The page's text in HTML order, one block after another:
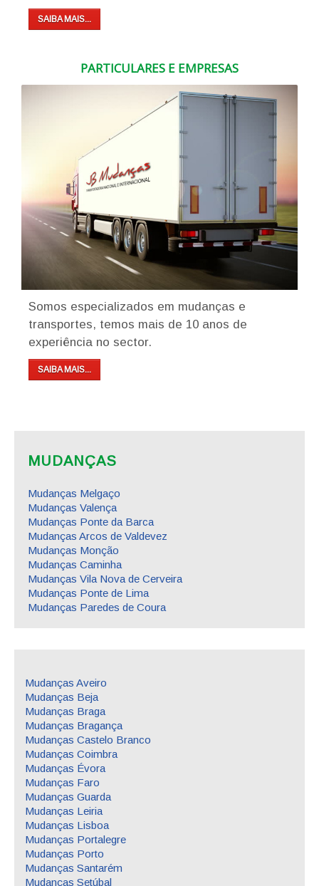
SAIBA MAIS...
PARTICULARES E EMPRESAS
Somos especializados em mudanças e
transportes, temos mais de 10 anos de
experiência no sector.
SAIBA MAIS...
MUDANÇAS
Mudanças Melgaço
Mudanças Valença
Mudanças Ponte da Barca
Mudanças Arcos de Valdevez
Mudanças Monção
Mudanças Caminha
Mudanças Vila Nova de Cerveira
Mudanças Ponte de Lima
Mudanças Paredes de Coura
Mudanças Aveiro
Mudanças Beja
Mudanças Braga
Mudanças Bragança
Mudanças Castelo Branco
Mudanças Coimbra
Mudanças Évora
Mudanças Faro
Mudanças Guarda
Mudanças Leiria
Mudanças Lisboa
Mudanças Portalegre
Mudanças Porto
Mudanças Santarém
Mudanças Setúbal